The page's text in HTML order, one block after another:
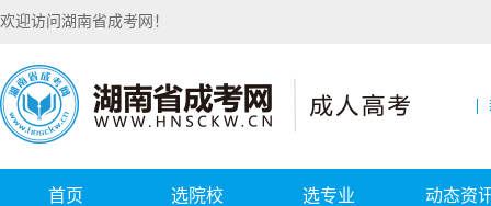
欢迎访问湖南省成考网！
首页 选院校 选专业 动态资